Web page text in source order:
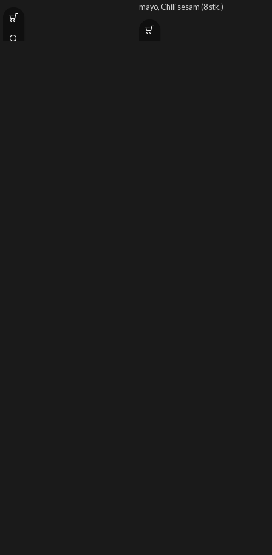
mayo, Chili sesam (8 stk.)